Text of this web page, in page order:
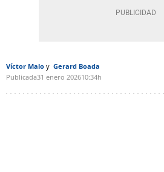
Víctor Malo
Gerard Boada
Publicada31 enero 202610:34h